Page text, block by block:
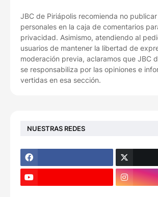
JBC de Piriápolis recomienda no
personales en la caja de comentarios
privacidad. Asimismo, atendiendo al
usuarios de mantener la libertad de
moderación previa, aclaramos que JBC
se responsabiliza por las opiniones e
vertidas en esa sección.
NUESTRAS REDES